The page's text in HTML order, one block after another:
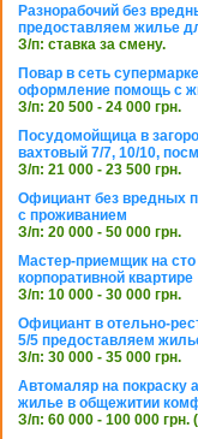
Разнорабочий без
предоставляем жилье
З/п: ставка за смену.
Повар в сеть
оформление помощь с
З/п: 20 500 - 24 000 грн.
Посудомойщица в
вахтовый 7/7, 10/10,
З/п: 21 000 - 23 500 грн.
Официант без вредных
с проживанием
З/п: 20 000 - 50 000 грн.
Мастер-приемщик на
корпоративной квартире
З/п: 10 000 - 30 000 грн.
Официант в отельно-
5/5 предоставляем
З/п: 30 000 - 35 000 грн.
Автомаляр на покраску
жилье в общежитии
З/п: 60 000 - 100 000